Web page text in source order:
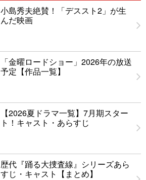
小島秀夫絶賛！「デススト2」が生
んだ映画
「金曜ロードショー」2026年の放送
予定【作品一覧】
【2026夏ドラマ一覧】7月期スター
ト！キャスト・あらすじ
歴代『踊る大捜査線』シリーズあら
すじ・キャスト【まとめ】